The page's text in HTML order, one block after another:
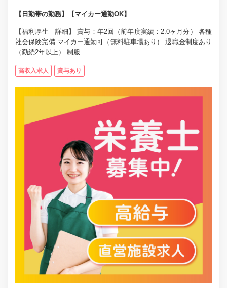
【日勤帯の勤務】【マイカー通勤OK】
【福利厚生 詳細】 賞与：年2回（前年度実績：2.0ヶ月分） 各種
社会保険完備 マイカー通勤可（無料駐車場あり） 退職金制度あり
（勤続2年以上） 制服...
高収入求人 賞与あり